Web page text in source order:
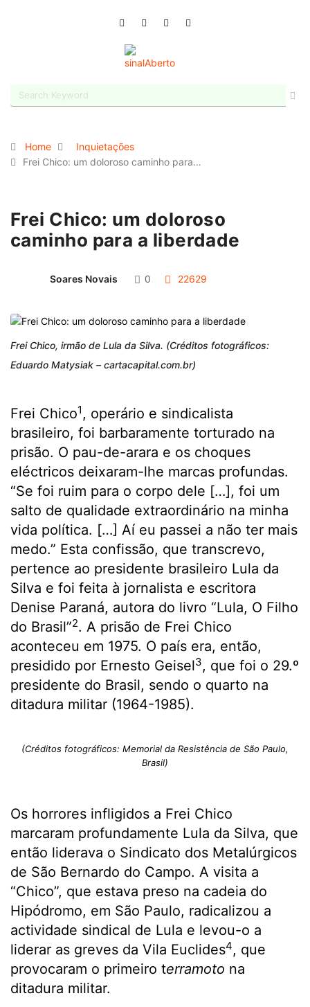
Home
Inquietações
Frei Chico: um doloroso caminho para…
Frei Chico: um doloroso
caminho para a liberdade
Soares Novais 0 22629
Frei Chico, irmão de Lula da Silva. (Créditos fotográficos:
Eduardo Matysiak – cartacapital.com.br)
Frei Chico1 , operário e sindicalista
brasileiro, foi barbaramente torturado na
prisão. O pau-de-arara e os choques
eléctricos deixaram-lhe marcas profundas.
“Se foi ruim para o corpo dele […], foi um
salto de qualidade extraordinário na minha
vida política. […] Aí eu passei a não ter mais
medo.” Esta confissão, que transcrevo,
pertence ao presidente brasileiro Lula da
Silva e foi feita à jornalista e escritora
Denise Paraná, autora do livro “Lula, O Filho
do Brasil”2. A prisão de Frei Chico
aconteceu em 1975. O país era, então,
presidido por Ernesto Geisel3, que foi o 29.º
presidente do Brasil, sendo o quarto na
ditadura militar (1964-1985).
(Créditos fotográficos: Memorial da Resistência de São Paulo,
Brasil)
Os horrores infligidos a Frei Chico
marcaram profundamente Lula da Silva, que
então liderava o Sindicato dos Metalúrgicos
de São Bernardo do Campo. A visita a
“Chico”, que estava preso na cadeia do
Hipódromo, em São Paulo, radicalizou a
actividade sindical de Lula e levou-o a
liderar as greves da Vila Euclides4, que
provocaram o primeiro terramoto na
ditadura militar.